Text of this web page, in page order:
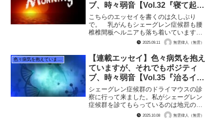
ブ、時々弱音【Vol.32『寝て起き
たら具合悪い』】
こちらのエッセイを書くのは久しぶり
で。 乳がんもシェーグレン症候群も腰
椎椎間板ヘルニアも落ち着いていますの
でね、ネタが無かったんです。その間も
では大学病院A病院で三叉神経痛も発覚し
ましてね。長年顔面が痛か...
2025.09.11 無雲律人（無雲）
色々病気を抱えていますが、それでもポジティブ、時々弱音
【連載エッセイ】色々病気を抱え
ていますが、それでもポジティ
ブ、時々弱音【Vol.35『治るイメ
ージはないですねぇ。って言われ
た件』】
シェーグレン症候群のドライマウスの診
察に行って来ました。私がシェーグレン
症候群を診てもらっているのは地元の大
学病院であるA病院です。 唾液を出す薬
を飲んでいる都合上3カ月に1度通院をし
2025.10.08 無雲律人（無雲）